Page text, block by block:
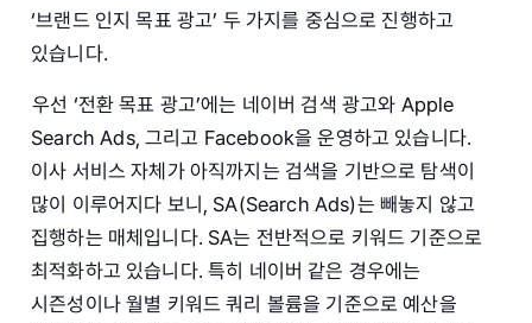
‘브랜드 인지 목표 광고’ 두 가지를 중심으로 진행하고
있습니다.
우선 ‘전환 목표 광고’에는 네이버 검색 광고와 Apple
Search Ads, 그리고 Facebook을 운영하고 있습니다.
이사 서비스 자체가 아직까지는 검색을 기반으로 탐색이
많이 이루어지다 보니, SA(Search Ads)는 빼놓지 않고
집행하는 매체입니다. SA는 전반적으로 키워드 기준으로
최적화하고 있습니다. 특히 네이버 같은 경우에는
시즌성이나 월별 키워드 쿼리 볼륨을 기준으로 예산을